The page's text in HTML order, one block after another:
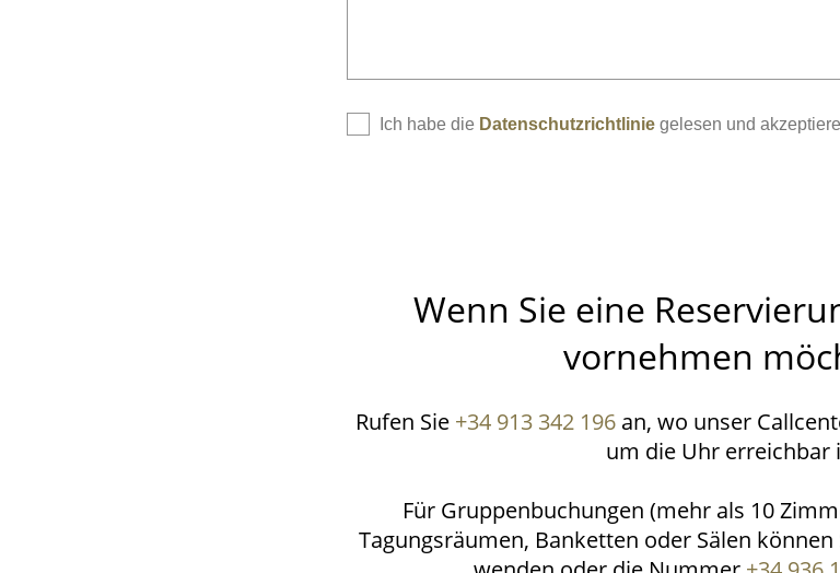
Ich habe die Datenschutzrichtliniegelesen und
Wenn Sie eine
vornehmen
Rufen Sie +34 913 342 196an, wo unser
um die Uhr erreichbar
Für Gruppenbuchungen (mehr als 10
Tagungsräumen, Banketten oder Sälen